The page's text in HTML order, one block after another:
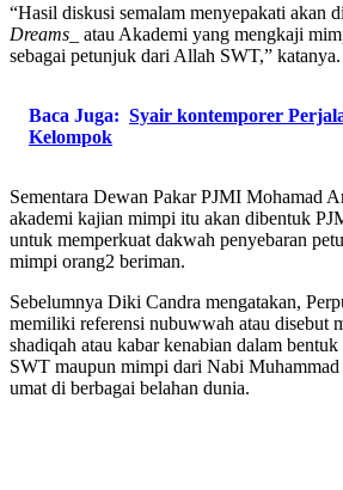
“Hasil diskusi semalam menyepakati akan
Dreams_
atau Akademi yang mengkaji
sebagai petunjuk dari Allah SWT,” katanya.
Baca Juga: Syair kontemporer
Kelompok
Sementara Dewan Pakar PJMI Mohamad
akademi kajian mimpi itu akan dibentuk
untuk memperkuat dakwah penyebaran
mimpi orang2 beriman.
Sebelumnya Diki Candra mengatakan,
memiliki referensi nubuwwah atau disebut
shadiqah atau kabar kenabian dalam
SWT maupun mimpi dari Nabi
umat di berbagai belahan dunia.